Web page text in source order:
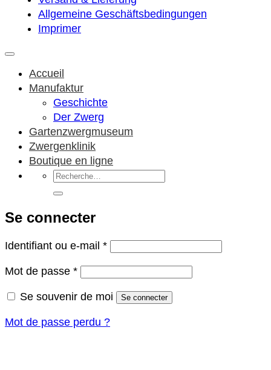
Allgemeine Geschäftsbedingungen
Imprimer
Accueil
Manufaktur
Geschichte
Der Zwerg
Gartenzwergmuseum
Zwergenklinik
Boutique en ligne
Recherche
pour :
Se connecter
Identifiant ou e-mail *Obligatoire
Mot de passe *Obligatoire
Se souvenir de moi Se connecter
Mot de passe perdu ?